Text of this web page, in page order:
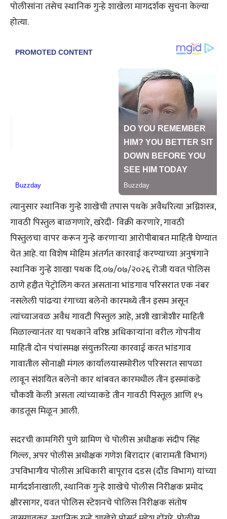
पोलीसांना तसेच स्थानिक गुन्हे शाखेला मागदर्शक सुचना केल्या
होत्या.
त्यानुसार स्थानिक गुन्हे शाखेची तपास पथके अवैधरित्या अग्निशस्त्र,
गावठी पिस्तुल बाळगणारे, खरेदी- विक्री करणारे, गावठी
पिस्तुलचा वापर करून गुन्हे करणाऱ्या आरोपीबाबत माहिती घेण्यात
येत आहे. या विशेष मोहिम अंतर्गत कारवाई करण्याच्या अनुषंगाने
स्थानिक गुन्हे शाखा पथक दि.०७/०७/२०२६ रोजी यवत पोलिस
ठाणे हद्दीत पेट्रोलिंग करत असताना भांडगाव परिसरात एक नंबर
नसलेली पांढऱ्या रंगाच्या बलेनो कारमध्ये तीन इसम असून
त्यांच्याजवळ अवैध गावटी पिस्तुल आहे, अशी खात्रोशीर माहिती
मिळाल्यानंतर या पथकाने वरिष्ठ अधिकाऱ्यांना वरील गोपनीय
माहिती दोन पंचांसमक्ष संयुक्तरित्या कारवाई करत भांडगाव
गावातील सोनाक्षी मंगल कार्यालयासमोरील परिसरात सापळा
लावून संशयित बलेनो कार थांबवत कारमधील तीन इसमांकडे
चौकशी केली असता त्यांच्याकडे तीन गावठी पिस्तूल आणि १५
काडतूस मिळून आली.
सदरची कामगिरी पुणे ग्रामिण चे पोलीस अधीक्षक संदीप सिंह
गिल्ल, अपर पोलीस अधीक्षक गणेश बिरादार (बारामती विभाग)
उपविभागीय पोलीस अधिकारी बापूराव दडस (दौंड विभाग) यांच्या
मार्गदर्शनाखाली, स्थानिक गुन्हे शाखेचे पोलीस निरीक्षक प्रमोद
क्षीरसागर, यवत पोलिस स्टेशनचे पोलिस निरीक्षक संतोष